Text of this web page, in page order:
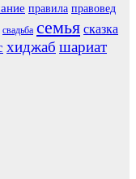
правила правовед
свадьба семья сказка
хиджаб шариат